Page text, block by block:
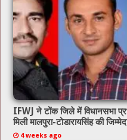
IFWJ ने टोंक जिले में विधानसभा
मिली मालपुरा-टोडारायसिंह की
4 weeks ago